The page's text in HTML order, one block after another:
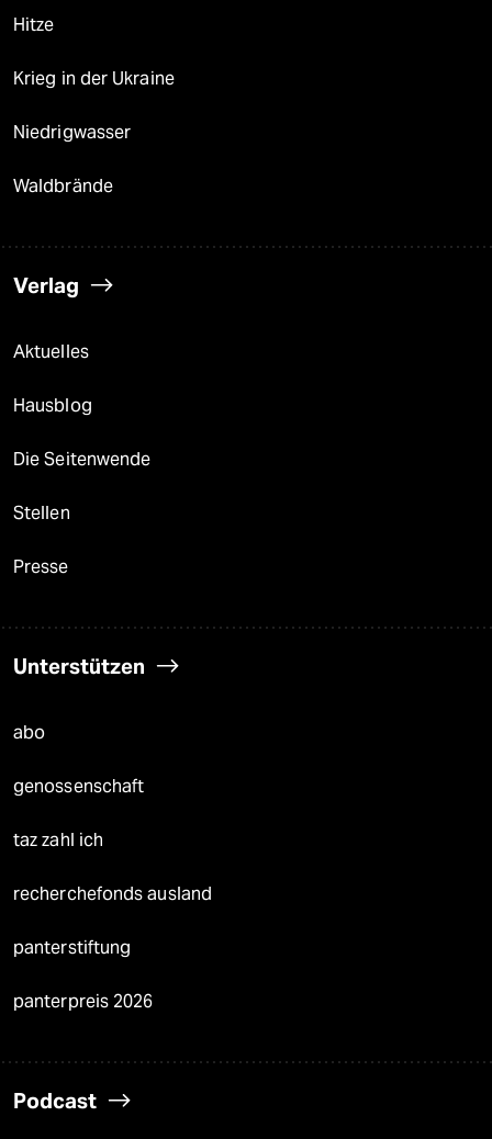
Hitze
Krieg in der Ukraine
Niedrigwasser
Waldbrände
Verlag
Aktuelles
Hausblog
Die Seitenwende
Stellen
Presse
Unterstützen
abo
genossenschaft
taz zahl ich
recherchefonds ausland
panterstiftung
panterpreis 2026
Podcast